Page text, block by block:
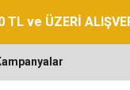
TL ve ÜZERİ